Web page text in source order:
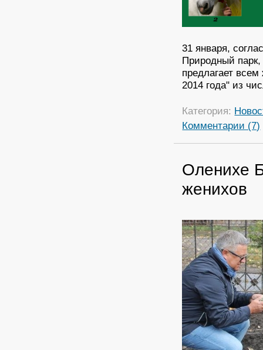
31 января,
Природный
предлагает
2014 года" из
Категория:
Комментарии (7)
Оленихе
женихов